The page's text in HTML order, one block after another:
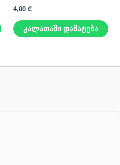
4,00 ₾
კალათაში დამატება